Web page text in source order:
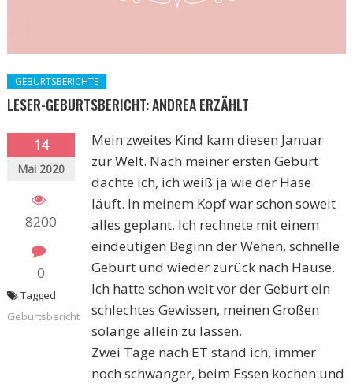
GEBURTSBERICHTE
LESER-GEBURTSBERICHT: ANDREA ERZÄHLT
14
Mai 2020
8200
0
Mein zweites Kind kam diesen Januar
zur Welt. Nach meiner ersten Geburt
dachte ich, ich weiß ja wie der Hase
läuft. In meinem Kopf war schon soweit
alles geplant. Ich rechnete mit einem
eindeutigen Beginn der Wehen, schnelle
Geburt und wieder zurück nach Hause.
Ich hatte schon weit vor der Geburt ein
schlechtes Gewissen, meinen Großen
solange allein zu lassen.
Zwei Tage nach ET stand ich, immer
noch schwanger, beim Essen kochen und
Tagged
Geburtsbericht